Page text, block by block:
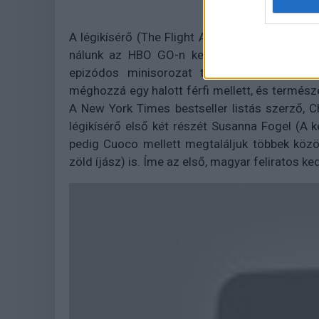
A légikísérő (The Flight Attendant) című
nálunk az HBO GO-n keresztül lehet majd
epizódos minisorozat történetében egy
méghozzá egy halott férfi mellett, és
A New York Times bestseller listás szerző,
légikísérő első két részét Susanna Fogel (A
pedig Cuoco mellett megtaláljuk többek
zöld íjász) is. Íme az első, magyar feliratos